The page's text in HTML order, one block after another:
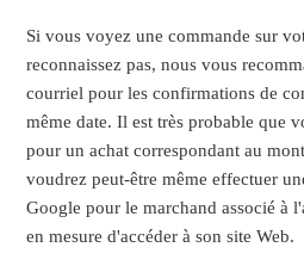
Si vous voyez une commande sur
reconnaissez pas, nous vous
courriel pour les confirmations de
même date. Il est très probable que
pour un achat correspondant au
voudrez peut-être même effectuer
Google pour le marchand associé à
en mesure d'accéder à son site Web.